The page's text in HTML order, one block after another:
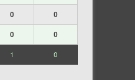
0
0
0 0
1 0